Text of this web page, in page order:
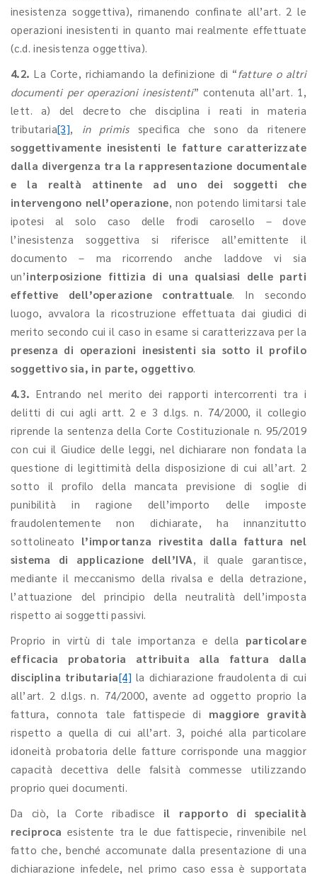
inesistenza soggettiva), rimanendo confinate all’art. 2 le
operazioni inesistenti in quanto mai realmente effettuate
(c.d. inesistenza oggettiva).
4.2.La Corte, richiamando la definizione di “fatture o altri
documenti per operazioni inesistenti” contenuta all’art. 1,
lett. a) del decreto che disciplina i reati in materia
tributaria[3], in primisspecifica che sono da ritenere
soggettivamente inesistenti le fatture caratterizzate
dalla divergenza tra la rappresentazione documentale
e la realtà attinente ad uno dei soggetti che
intervengono nell’operazione, non potendo limitarsi tale
ipotesi al solo caso delle frodi carosello – dove
l’inesistenza soggettiva si riferisce all’emittente il
documento – ma ricorrendo anche laddove vi sia
un’interposizione fittizia di una qualsiasi delle parti
effettive dell’operazione contrattuale. In secondo
luogo, avvalora la ricostruzione effettuata dai giudici di
merito secondo cui il caso in esame si caratterizzava per la
presenza di operazioni inesistenti sia sotto il profilo
soggettivo sia, in parte, oggettivo.
4.3. Entrando nel merito dei rapporti intercorrenti tra i
delitti di cui agli artt. 2 e 3 d.lgs. n. 74/2000, il collegio
riprende la sentenza della Corte Costituzionale n. 95/2019
con cui il Giudice delle leggi, nel dichiarare non fondata la
questione di legittimità della disposizione di cui all’art. 2
sotto il profilo della mancata previsione di soglie di
punibilità in ragione dell’importo delle imposte
fraudolentemente non dichiarate, ha innanzitutto
sottolineato l’importanza rivestita dalla fattura nel
sistema di applicazione dell’IVA, il quale garantisce,
mediante il meccanismo della rivalsa e della detrazione,
l’attuazione del principio della neutralità dell’imposta
rispetto ai soggetti passivi.
Proprio in virtù di tale importanza e della particolare
efficacia probatoria attribuita alla fattura dalla
disciplina tributaria[4] la dichiarazione fraudolenta di cui
all’art. 2 d.lgs. n. 74/2000, avente ad oggetto proprio la
fattura, connota tale fattispecie di maggiore gravità
rispetto a quella di cui all’art. 3, poiché alla particolare
idoneità probatoria delle fatture corrisponde una maggior
capacità decettiva delle falsità commesse utilizzando
proprio quei documenti.
Da ciò, la Corte ribadisce il rapporto di specialità
reciproca esistente tra le due fattispecie, rinvenibile nel
fatto che, benché accomunate dalla presentazione di una
dichiarazione infedele, nel primo caso essa è supportata